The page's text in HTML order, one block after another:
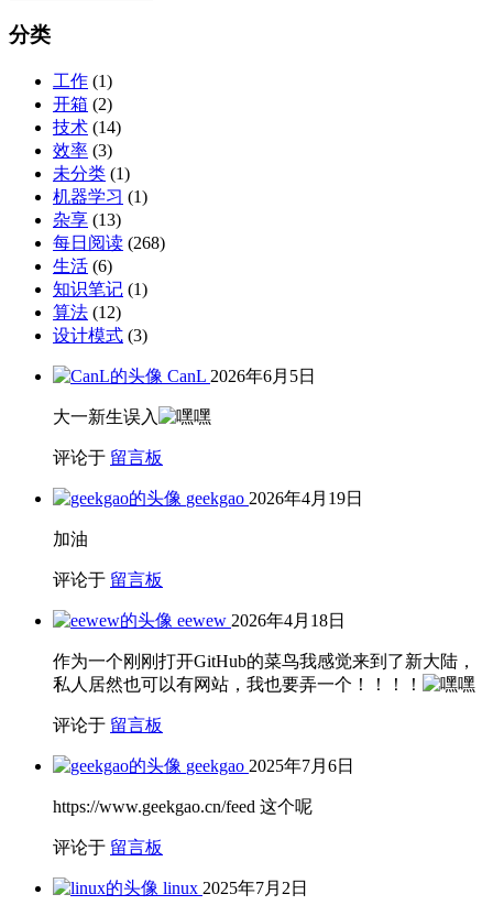
分类
工作 (1)
开箱 (2)
技术 (14)
效率 (3)
未分类 (1)
机器学习 (1)
杂享 (13)
每日阅读 (268)
生活 (6)
知识笔记 (1)
算法 (12)
设计模式 (3)
CanL 2026年6月5日
大一新生误入
评论于 留言板
geekgao 2026年4月19日
加油
评论于 留言板
eewew 2026年4月18日
作为一个刚刚打开GitHub的菜鸟我感觉来到了新大陆，
私人居然也可以有网站，我也要弄一个！！！！
评论于 留言板
geekgao 2025年7月6日
https://www.geekgao.cn/feed 这个呢
评论于 留言板
linux 2025年7月2日